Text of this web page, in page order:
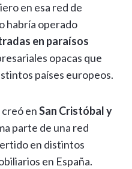
en esa red de
habría operado
en paraísos
opacas que
países europeos.
creó enSan Cristóbal y
parte de una red
en distintos
en España.